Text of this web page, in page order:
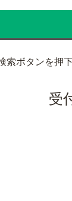
索ボタンを押
受